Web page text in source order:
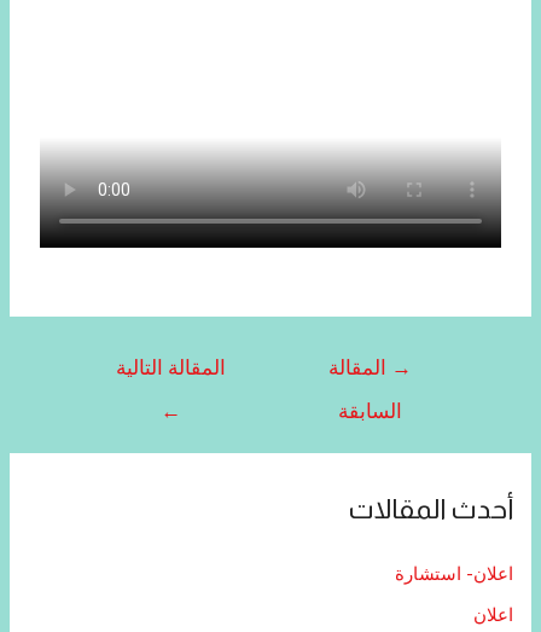
→
المقالة
السابقة
المقالة التالية
←
أحدث المقالات
اعلان- استشارة
اعلان